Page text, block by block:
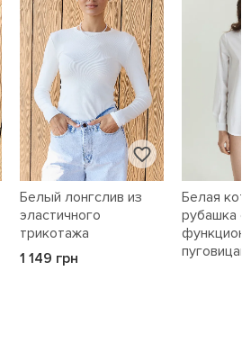
Белый лонгслив из
эластичного
трикотажа
1 149 грн
Белая
рубашка с